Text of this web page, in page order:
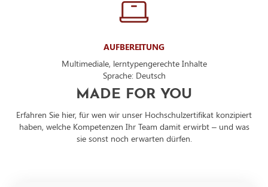
AUFBEREITUNG
Multimediale, lerntypengerechte Inhalte
Sprache: Deutsch
MADE FOR YOU
Erfahren Sie hier, für wen wir unser Hochschulzertifikat konzipiert
haben, welche Kompetenzen Ihr Team damit erwirbt – und was
sie sonst noch erwarten dürfen.